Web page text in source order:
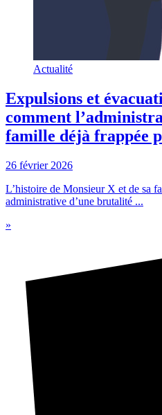
Actualité
Expulsions et
comment
famille déjà frappée
26 février 2026
L’histoire de Monsieur X et de sa
administrative d’une brutalité ...
»